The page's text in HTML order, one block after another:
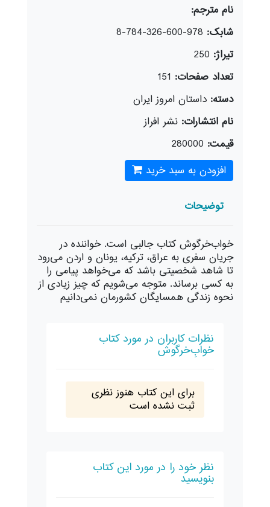
نام مترجم:
شابک: 978-600-326-784-8
تیراژ: 250
تعداد صفحات: 151
دسته: داستان امروز ایران
نام انتشارات: نشر افراز
قیمت: 280000
افزودن به سبد خرید
توضیحات
خواب‌خرگوش کتاب جالبی است. خواننده در
جریان سفری به عراق، ترکیه، یونان و اردن می‌رود
تا شاهد شخصیتی باشد که می‌خواهد پیامی را
به کسی برساند. متوجه می‌شویم که چیز زیادی از
نحوه زندگی همسایگان کشورمان نمی‌دانیم
نظرات کاربران در مورد کتاب
خوابِ‌خرگوش
برای این کتاب هنوز نظری
ثبت نشده است
نظر خود را در مورد این کتاب
بنویسید